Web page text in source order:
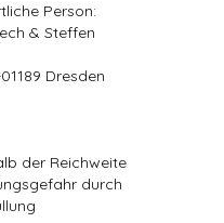
Person:
& Steffen
Dresden
der Reichweite
durch